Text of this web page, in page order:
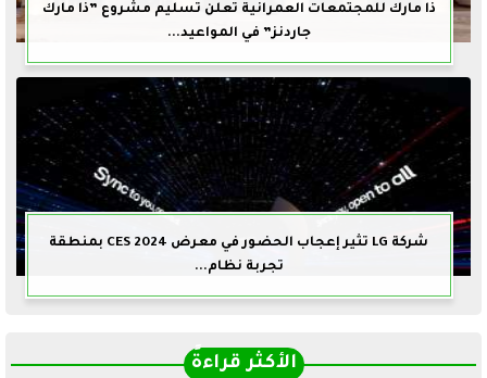
ذا مارك للمجتمعات العمرانية تعلن تسليم مشروع ”ذا مارك
جاردنز” في المواعيد...
شركة LG تثير إعجاب الحضور في معرض CES 2024 بمنطقة
تجربة نظام...
الأكثر قراءةً